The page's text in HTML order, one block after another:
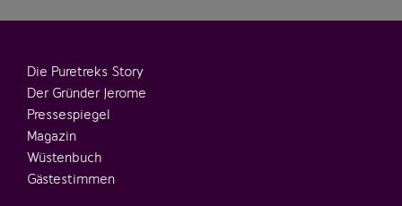
Die Puretreks Story
Der Gründer Jerome
Pressespiegel
Magazin
Wüstenbuch
Gästestimmen